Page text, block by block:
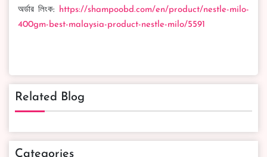
অর্ডার লিংক: https://shampoobd.com/en/product/nestle-milo-
400gm-best-malaysia-product-nestle-milo/5591
Related Blog
Categories